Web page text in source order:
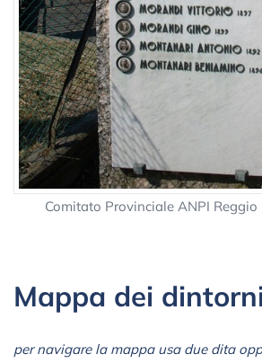
Comitato Provinciale ANPI
Mappa dei
per navigare la mappa usa due dita